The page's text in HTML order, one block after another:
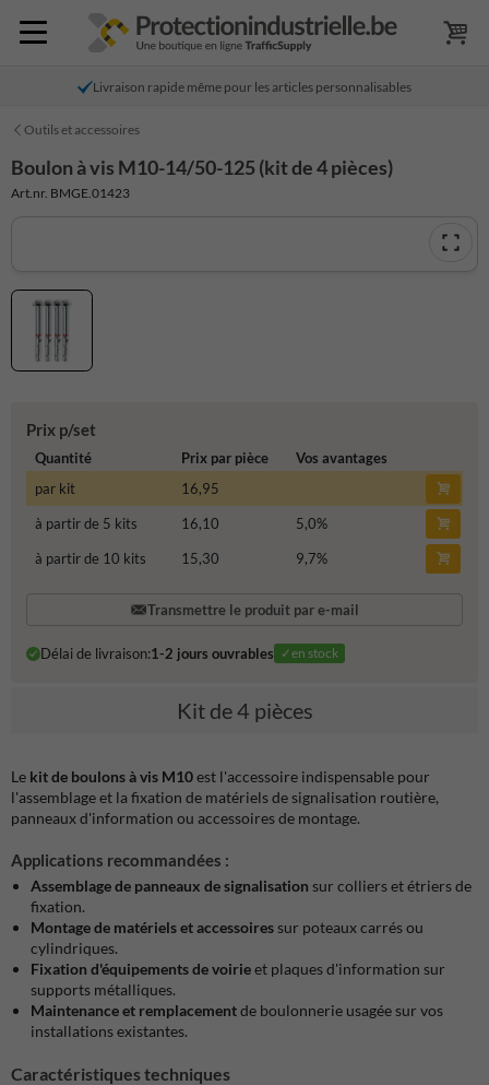
Livraison rapide même pour les articles personnalisables
Outils et accessoires
Boulon à vis M10-14/50-125 (kit de 4 pièces)
Art.nr. BMGE.01423
Prix p/set
Quantité Prix par pièce
Vos avantages
par kit
16,95
à partir de 5 kits
16,10 5,0%
à partir de 10 kits
15,30 9,7%
Transmettre le produit par e-mail
Délai de livraison:1-2 jours ouvrables ✓en stock
Kit de 4 pièces
Le kit de boulons à vis M10est l'accessoire indispensable pour
l'assemblage et la fixation de matériels de signalisation routière,
panneaux d'information ou accessoires de montage.
Applications recommandées :
Assemblage de panneaux de signalisation sur colliers et étriers de
fixation.
Montage de matériels et accessoiressur poteaux carrés ou
cylindriques.
Fixation d'équipements de voirieet plaques d'information sur
supports métalliques.
Maintenance et remplacementde boulonnerie usagée sur vos
installations existantes.
Caractéristiques techniques